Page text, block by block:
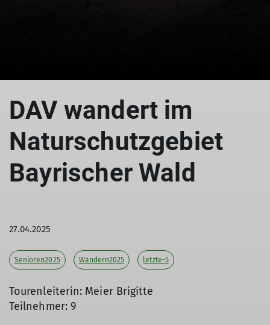
DAV wandert im
Naturschutzgebiet
Bayrischer Wald
27.04.2025
Senioren2025 Wandern2025 letzte-5
Tourenleiterin: Meier Brigitte
Teilnehmer: 9